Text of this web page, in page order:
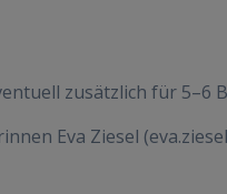
zusätzlich für 5–6
Eva Ziesel